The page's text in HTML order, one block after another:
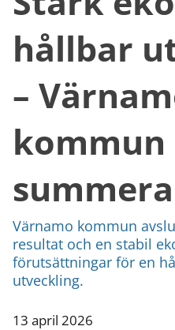
hållbar
–
kommun
Värnamo kommun
resultat och en stabil
förutsättningar för en
utveckling.
13 april 2026